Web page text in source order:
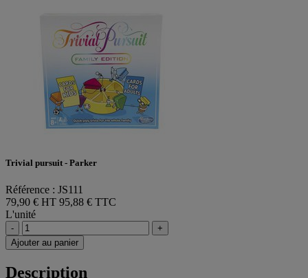
Trivial pursuit - Parker
Référence : JS111
79,90 € HT 95,88 € TTC
L'unité
-
+
Ajouter au panier
Description